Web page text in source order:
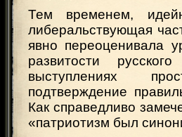
Тем временем,
либеральствующая
явно переоценивала
развитости
выступлениях
подтверждение
Как справедливо
«патриотизм был